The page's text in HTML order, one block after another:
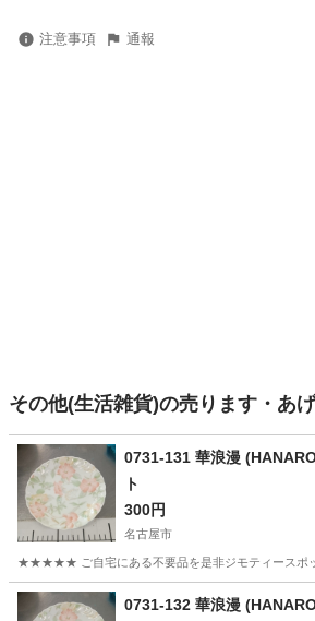
注意事項 通報
その他(生活雑貨)の売ります・あ
0731-131 華浪漫
ト
300円
名古屋市
★★★★★ ご自宅にある不要品を是非ジモティースポッ
愛知 名古屋市 現地
0731-132 華浪漫